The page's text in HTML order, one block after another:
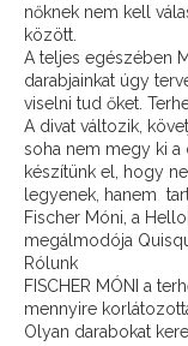
nőknek nem kell
között.
A teljes egészében
darabjainkat úgy
viselni tud őket.
A divat változik,
soha nem megy ki
készítünk el, hogy
legyenek, hanem
Fischer Móni, a
megálmodója
Rólunk
FISCHER MÓNI a
mennyire
Olyan darabokat